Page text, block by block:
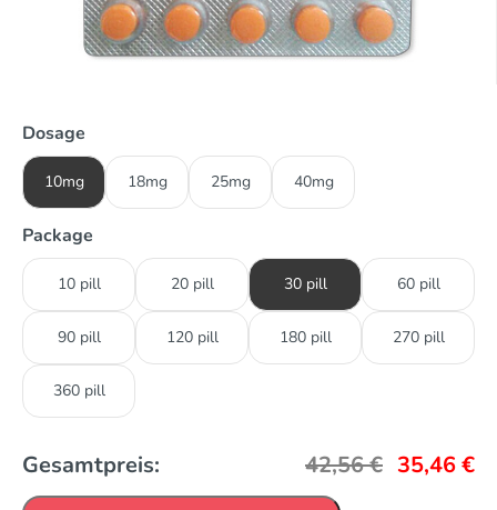
Dosage
10mg 18mg 25mg 40mg
Package
10 pill 20 pill 30 pill 60 pill
90 pill 120 pill 180 pill 270 pill
360 pill
Gesamtpreis: 42,56€ 35,46€